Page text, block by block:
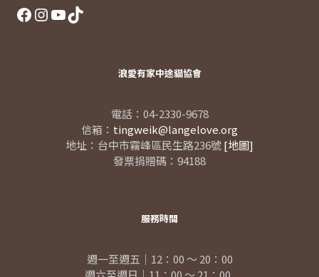
Facebook
Instagram
YouTube
TikTok
浪愛有家中途貓協會
電話：04-2330-9678
信箱： tingweik@langelove.org
地址：台中市霧峰區民生路236號[地圖]
發票捐贈碼：94188
服務時間
週一至週五｜12：00 ～ 20：00